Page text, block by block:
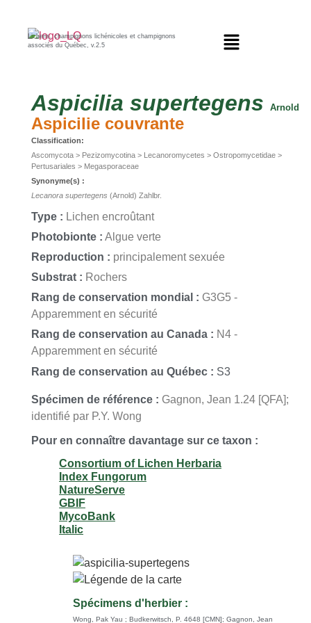
Lichens, champignons lichénicoles et champignons
associés du Québec, v.2.5
Aspicilia supertegens Arnold
Aspicilie couvrante
Classification:
Ascomycota > Pezizomycotina > Lecanoromycetes > Ostropomycetidae >
Pertusariales > Megasporaceae
Synonyme(s) :
Lecanora supertegens (Arnold) Zahlbr.
Type : Lichen encroûtant
Photobionte : Algue verte
Reproduction : principalement sexuée
Substrat : Rochers
Rang de conservation mondial : G3G5 -
Apparemment en sécurité
Rang de conservation au Canada : N4 -
Apparemment en sécurité
Rang de conservation au Québec : S3
Spécimen de référence : Gagnon, Jean 1.24 [QFA];
identifié par P.Y. Wong
Pour en connaître davantage sur ce taxon :
Consortium of Lichen Herbaria
Index Fungorum
NatureServe
GBIF
MycoBank
Italic
Spécimens d'herbier :
Wong, Pak Yau ; Budkerwitsch, P. 4648 [CMN] ; Gagnon, Jean